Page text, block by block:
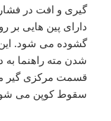
گیری و افت در
دارای پین هایی
گشوده می شود.
شدن مته راهنما به
قسمت مرکزی گیر می
سقوط کوپن می